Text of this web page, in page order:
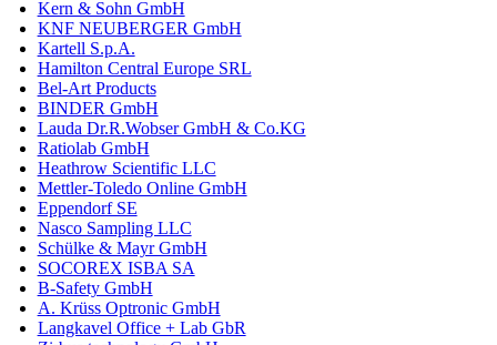
Kern & Sohn GmbH
KNF NEUBERGER GmbH
Kartell S.p.A.
Hamilton Central Europe SRL
Bel-Art Products
BINDER GmbH
Lauda Dr.R.Wobser GmbH & Co.KG
Ratiolab GmbH
Heathrow Scientific LLC
Mettler-Toledo Online GmbH
Eppendorf SE
Nasco Sampling LLC
Schülke & Mayr GmbH
SOCOREX ISBA SA
B-Safety GmbH
A. Krüss Optronic GmbH
Langkavel Office + Lab GbR